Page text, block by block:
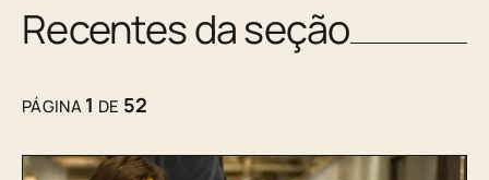
Recentes da seção
PÁGINA1 DE 52